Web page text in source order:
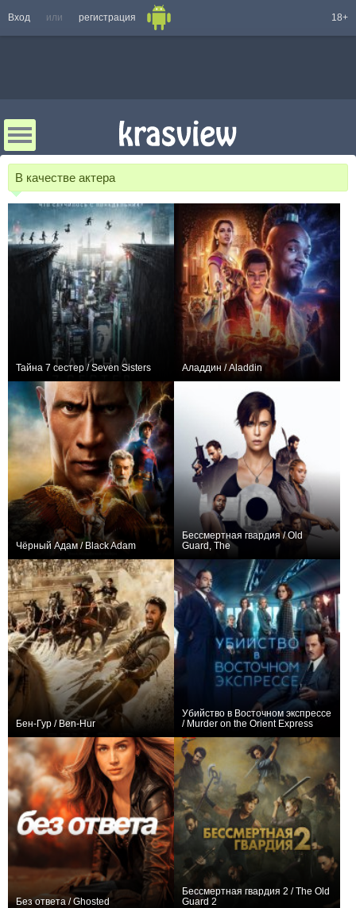
Вход или регистрация 18+
В качестве актера
Тайна 7 сестер / Seven Sisters Аладдин / Aladdin
Чёрный Адам / Black Adam
Бессмертная гвардия / Old
Guard, The
Бен-Гур / Ben-Hur
Убийство в Восточном экспрессе
/ Murder on the Orient Express
Без ответа / Ghosted
Бессмертная гвардия 2 / The Old
Guard 2